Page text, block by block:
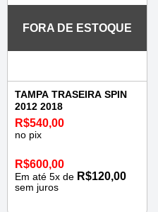
FORA DE ESTOQUE
TAMPA TRASEIRA SPIN
2012 2018
R$540,00
no pix
R$600,00
Em até 5x de R$120,00
sem juros